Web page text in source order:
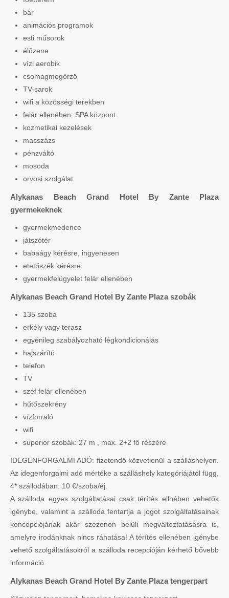
bár
animációs programok
esti műsorok
élőzene
vízi aerobik
csomagmegőrző
TV-sarok
wifi a közösségi terekben
felár ellenében: SPA központ
kozmetikai kezelések
masszázs
pénzváltó
mosoda
orvosi szolgálat
Alykanas Beach Grand Hotel By Zante Plaza
gyermekeknek
gyermekmedence
játszótér
babaágy kérésre, ingyenesen
etetőszék kérésre
gyermekfelügyelet felár ellenében
Alykanas Beach Grand Hotel By Zante Plaza szobák
135 szoba
erkély vagy terasz
egyénileg szabályozható légkondicionálás
hajszárító
telefon
TV
széf felár ellenében
hűtőszekrény
vízforraló
wifi
superior szobák: 27 m , max. 2+2 fő részére
IDEGENFORGALMI ADÓ: fizetendő közvetlenül a szálláshelyen.
Az idegenforgalmi adó mértéke a szálláshely kategóriájától függ,
4* szállodában: 10 €/szoba/éj.
A szálloda egyes szolgáltatásai csak térítés ellnében vehetők
igénybe, valamint a szálloda fentartja a jogot szolgáltatásainak
koncepciójának akár szezonon belüli megváltoztatásásra is,
amelyre irodánknak nincs ráhatása! A térítés ellenében igénybe
vehető szolgáltatásokról a szálloda recepcióján kérhető bővebb
információ.
Alykanas Beach Grand Hotel By Zante Plaza tengerpart